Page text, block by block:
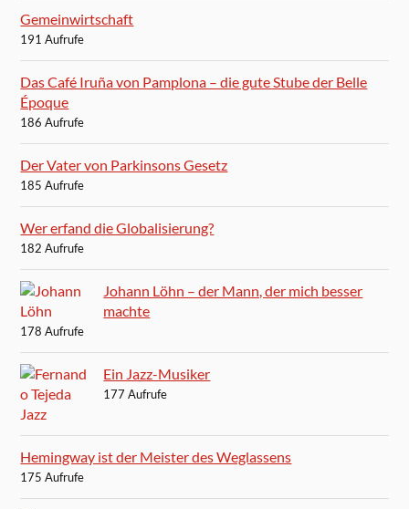
Gemeinwirtschaft
191 Aufrufe
Das Café Iruña von Pamplona – die gute Stube der Belle
Époque
186 Aufrufe
Der Vater von Parkinsons Gesetz
185 Aufrufe
Wer erfand die Globalisierung?
182 Aufrufe
Johann Löhn – der Mann, der mich besser
machte
178 Aufrufe
Ein Jazz-Musiker
177 Aufrufe
Hemingway ist der Meister des Weglassens
175 Aufrufe